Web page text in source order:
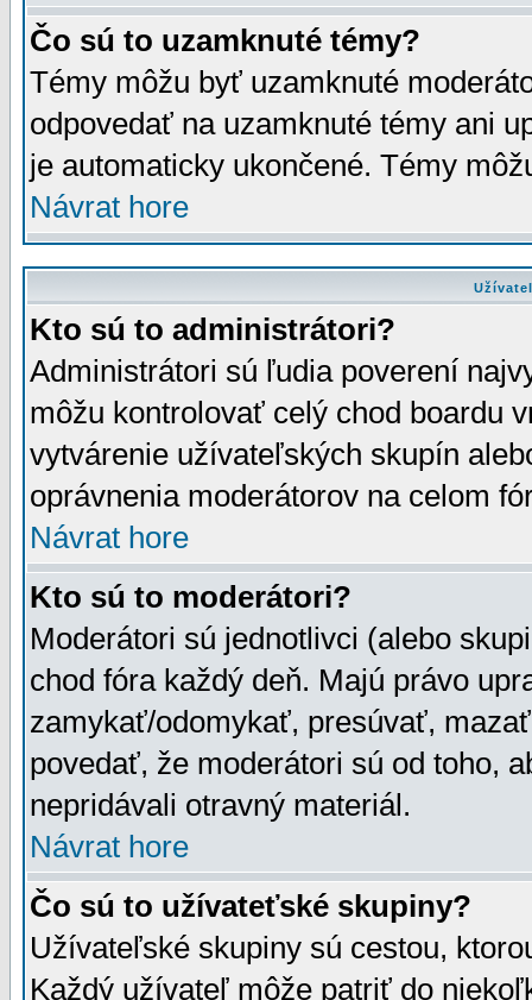
Čo sú to uzamknuté témy?
Témy môžu byť uzamknuté
odpovedať na uzamknuté témy ani
je automaticky ukončené. Témy
Návrat hore
Kto sú to administrátori?
Administrátori sú ľudia poverení
môžu kontrolovať celý chod boardu
vytvárenie užívateľských skupín
oprávnenia moderátorov na celom
Návrat hore
Kto sú to moderátori?
Moderátori sú jednotlivci (alebo
chod fóra každý deň. Majú právo
zamykať/odomykať, presúvať,
povedať, že moderátori sú od toho,
nepridávali otravný materiál.
Návrat hore
Čo sú to užívateťské skupiny?
Užívateľské skupiny sú cestou,
Každý užívateľ môže patriť do